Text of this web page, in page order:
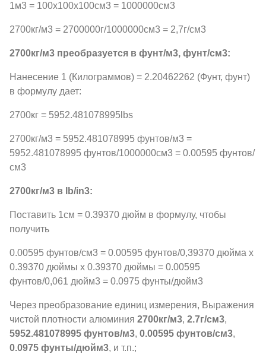
1м3 = 100x100x100см3 = 1000000см3
2700кг/м3 = 2700000г/1000000см3 = 2,7г/см3
2700кг/м3 преобразуется в фунт/м3, фунт/см3:
Нанесение 1 (Килограммов) = 2.20462262 (Фунт, фунт)
в формулу дает:
2700кг = 5952.481078995lbs
2700кг/м3 = 5952.481078995 фунтов/м3 =
5952.481078995 фунтов/1000000см3 = 0.00595 фунтов/
см3
2700кг/м3 в lb/in3:
Поставить 1см = 0.39370 дюйм в формулу, чтобы
получить
0.00595 фунтов/см3 = 0.00595 фунтов/0,39370 дюйма x
0.39370 дюймы x 0.39370 дюймы = 0.00595
фунтов/0,061 дюйм3 = 0.0975 фунты/дюйм3
Через преобразование единиц измерения, Выражения
чистой плотности алюминия 2700кг/м3, 2.7г/см3,
5952.481078995 фунтов/м3, 0.00595 фунтов/см3,
0.0975 фунты/дюйм3, и т.п.;